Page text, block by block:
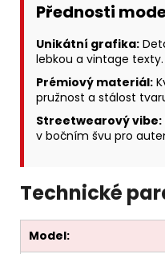
Přednosti
Unikátní grafika:
lebkou a vintage texty.
Prémiový materiál:
pružnost a stálost
Streetwearový vibe:
v bočním švu pro
Technické
Model: